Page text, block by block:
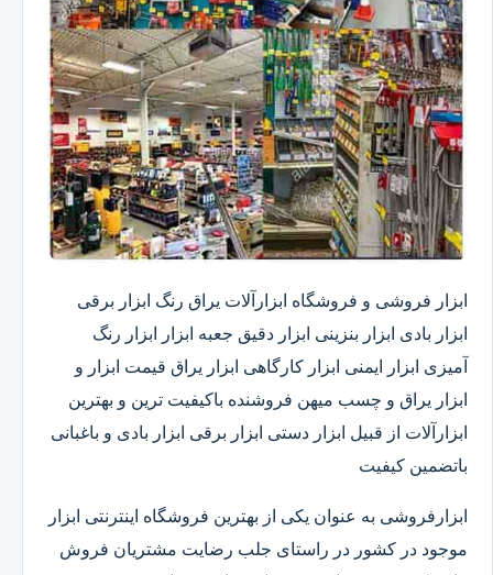
ابزار فروشی و فروشگاه ابزارآلات یراق رنگ ابزار برقی
ابزار بادی ابزار بنزینی ابزار دقیق​ جعبه ابزار ابزار رنگ
آمیزی ابزار ایمنی ابزار کارگاهی ابزار یراق قیمت ابزار و
ابزار یراق و چسب میهن فروشنده باکیفیت ترین و بهترین
ابزارآلات از قبیل ابزار دستی ابزار برقی ابزار بادی و باغبانی
باتضمین کیفیت
ابزارفروشی به عنوان یکی از بهترین فروشگاه اینترنتی ابزار
موجود در کشور در راستای جلب رضایت مشتریان فروش